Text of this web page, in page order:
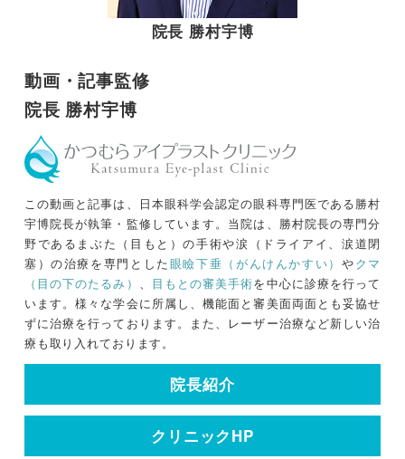
院長 勝村宇博
動画・記事監修
院長 勝村宇博
この動画と記事は、日本眼科学会認定の眼科専門医である勝村
宇博院長が執筆・監修しています。当院は、勝村院長の専門分
野であるまぶた（目もと）の手術や涙（ドライアイ、涙道閉
塞）の治療を専門とした眼瞼下垂（がんけんかすい） やクマ
（目の下のたるみ） 、 目もとの審美手術を中心に診療を行って
います。様々な学会に所属し、機能面と審美面両面とも妥協せ
ずに治療を行っております。また、レーザー治療など新しい治
療も取り入れております。
院長紹介
クリニックHP